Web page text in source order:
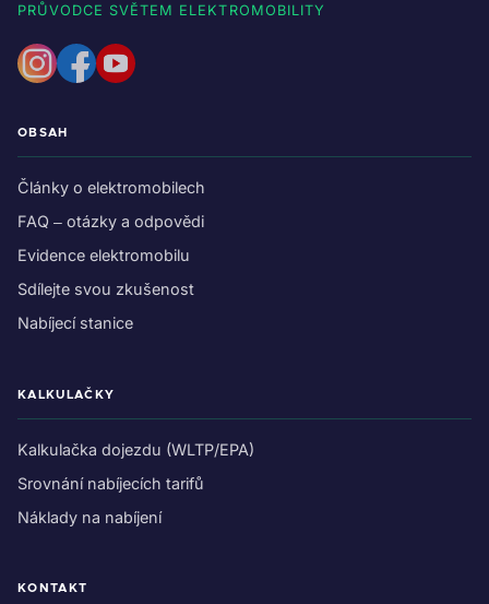
PRŮVODCE SVĚTEM ELEKTROMOBILITY
OBSAH
Články o elektromobilech
FAQ – otázky a odpovědi
Evidence elektromobilu
Sdílejte svou zkušenost
Nabíjecí stanice
KALKULAČKY
Kalkulačka dojezdu (WLTP/EPA)
Srovnání nabíjecích tarifů
Náklady na nabíjení
KONTAKT